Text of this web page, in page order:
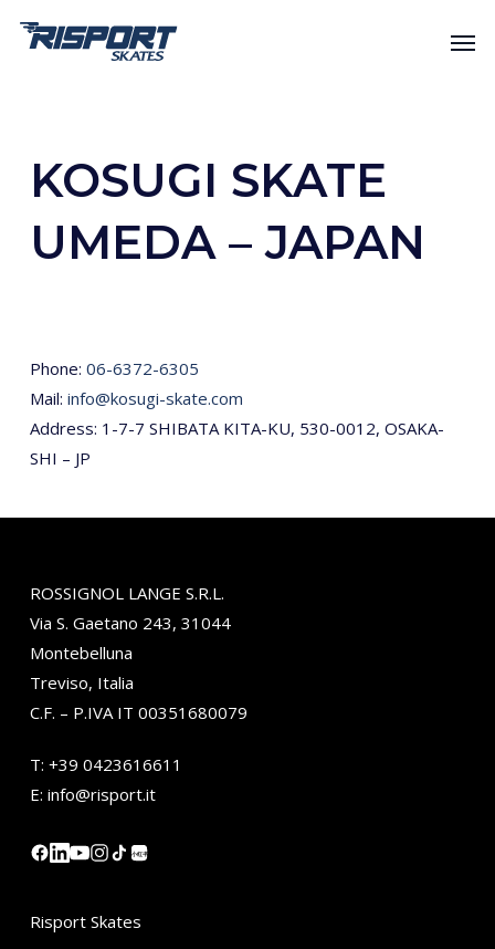
KOSUGI SKATE
UMEDA – JAPAN
Phone: 06-6372-6305
Mail: info@kosugi-skate.com
Address: 1-7-7 SHIBATA KITA-KU, 530-0012, OSAKA-
SHI – JP
ROSSIGNOL LANGE S.R.L.
Via S. Gaetano 243, 31044
Montebelluna
Treviso, Italia
C.F. – P.IVA IT 00351680079
T: +39 0423616611
E: info@risport.it
小红书
Risport Skates